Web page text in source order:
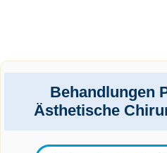
Behandlungen
Ästhetische